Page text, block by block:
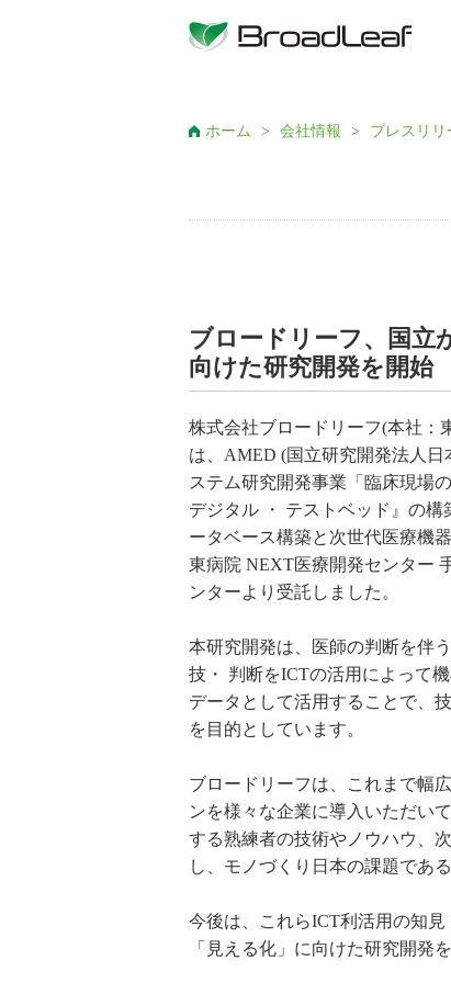
ホーム
> 会社情報 > プレスリリ
ブロードリーフ、国立
向けた研究開発を開始
株式会社ブロードリーフ(本社：
は、AMED (国立研究開発法人
ステム研究開発事業「臨床現場
デジタル ・ テストベッド』の
ータベース構築と次世代医療機
東病院 NEXT医療開発センター
ンターより受託しました。
本研究開発は、医師の判断を伴
技・ 判断をICTの活用によって
データとして活用することで、
を目的としています。
ブロードリーフは、これまで幅
ンを様々な企業に導入いただい
する熟練者の技術やノウハウ、
し、モノづくり日本の課題であ
今後は、これらICT利活用の知
「見える化」に向けた研究開発